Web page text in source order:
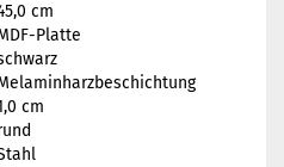
cm
Platte
cm